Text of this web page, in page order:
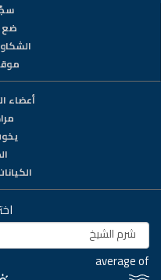
ضع
أعضاء
average of